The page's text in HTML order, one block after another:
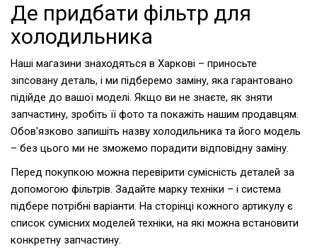
Де придбати фільтр для
холодильника
Наші магазини знаходяться в Харкові – приносьте
зіпсовану деталь, і ми підберемо заміну, яка гарантовано
підійде до вашої моделі. Якщо ви не знаєте, як зняти
запчастину, зробіть її фото та покажіть нашим продавцям.
Обов'язково запишіть назву холодильника та його модель
– без цього ми не зможемо порадити відповідну заміну.
Перед покупкою можна перевірити сумісність деталей за
допомогою фільтрів. Задайте марку техніки – і система
підбере потрібні варіанти. На сторінці кожного артикулу є
список сумісних моделей техніки, на які можна встановити
конкретну запчастину.